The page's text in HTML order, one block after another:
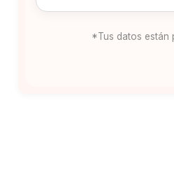
*Tus datos están